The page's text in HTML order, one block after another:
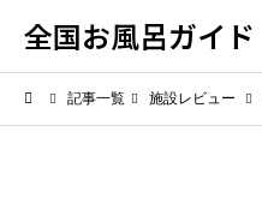
全国お風呂ガイド
記事一覧 施設レビュー